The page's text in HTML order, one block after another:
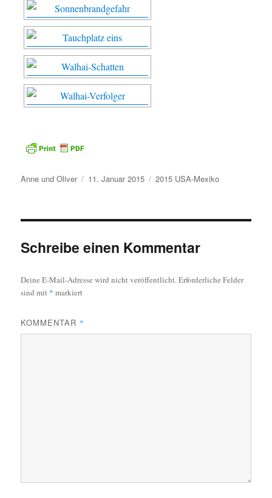
Autor
Anne und Oliver
Veröffentlicht
11. Januar 2015 Kategorien
2015 USA-Mexiko
Schreibe einen Kommentar
Deine E-Mail-Adresse wird nicht veröffentlicht. Erforderliche Felder
sind mit * markiert
KOMMENTAR *